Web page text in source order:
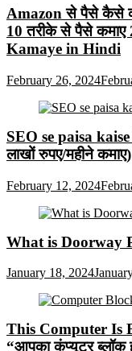
Amazon से पैसे कैसे
10 तरीके से पैसे कमाए
Kamaye in Hindi
February 26, 2024
SEO se paisa
लाखों रुपए/महीने कमाए)
February 12, 2024
What is Doorway
January 18, 2024
This Computer Is
“आपका कंप्यूटर